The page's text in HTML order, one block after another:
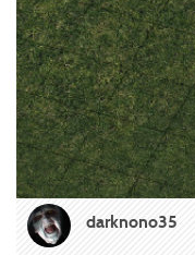
darknono35